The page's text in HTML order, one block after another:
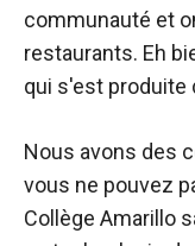
communauté et
restaurants. Eh
qui s'est produite
Nous avons des
vous ne pouvez
Collège Amarillo